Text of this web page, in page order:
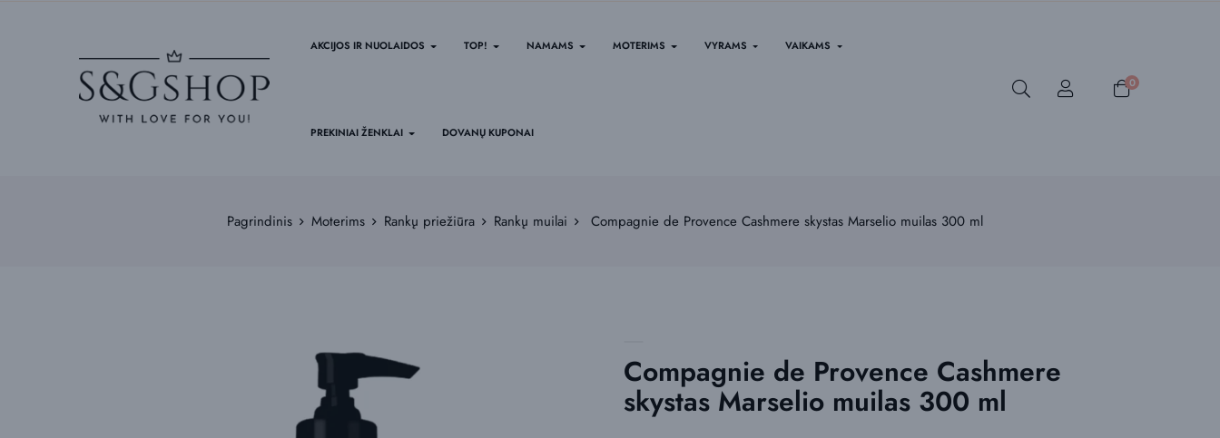
AKCIJOS IR NUOLAIDOS TOP! NAMAMS MOTERIMS VYRAMS VAIKAMS
PREKINIAI ŽENKLAI DOVANŲ KUPONAI
0
Pagrindinis Moterims Rankų priežiūra Rankų muilai Compagnie de Provence Cashmere skystas Marselio muilas 300 ml
Compagnie de Provence Cashmere
skystas Marselio muilas 300 ml